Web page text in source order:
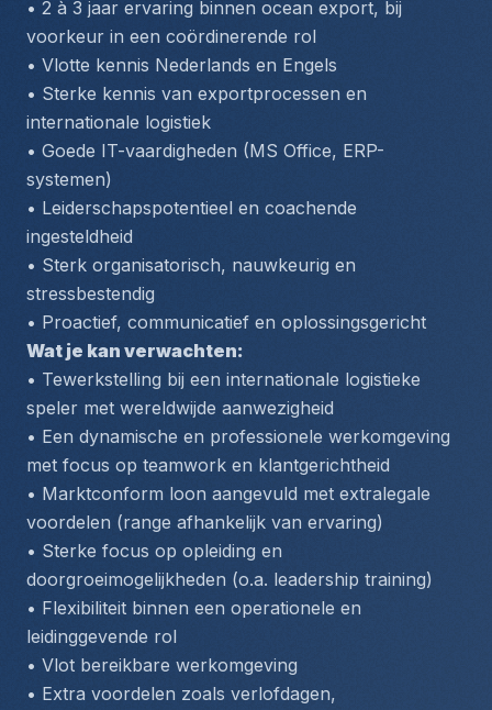
• 2 à 3 jaar ervaring binnen ocean export, bij
voorkeur in een coördinerende rol
• Vlotte kennis Nederlands en Engels
• Sterke kennis van exportprocessen en
internationale logistiek
• Goede IT-vaardigheden (MS Office, ERP-
systemen)
• Leiderschapspotentieel en coachende
ingesteldheid
• Sterk organisatorisch, nauwkeurig en
stressbestendig
• Proactief, communicatief en oplossingsgericht
Wat je kan verwachten:
• Tewerkstelling bij een internationale logistieke
speler met wereldwijde aanwezigheid
• Een dynamische en professionele werkomgeving
met focus op teamwork en klantgerichtheid
• Marktconform loon aangevuld met extralegale
voordelen (range afhankelijk van ervaring)
• Sterke focus op opleiding en
doorgroeimogelijkheden (o.a. leadership training)
• Flexibiliteit binnen een operationele en
leidinggevende rol
• Vlot bereikbare werkomgeving
• Extra voordelen zoals verlofdagen,